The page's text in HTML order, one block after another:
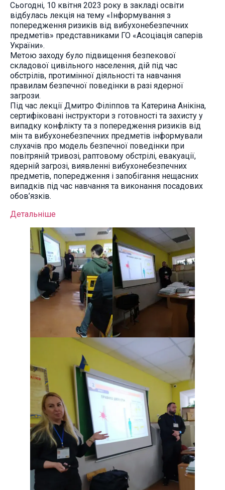
Сьогодні, 10 квітня 2023 року в закладі освіти
відбулась лекція на тему «Інформування з
попередження ризиків від вибухонебезпечних
предметів» представниками ГО «Асоціація саперів
України».
Метою заходу було підвищення безпекової
складової цивільного населення, дій під час
обстрілів, протимінної діяльності та навчання
правилам безпечної поведінки в разі ядерної
загрози.
Під час лекції Дмитро Філіппов та Катерина Анікіна,
сертифіковані інструктори з готовності та захисту у
випадку конфлікту та з попередження ризиків від
мін та вибухонебезпечних предметів інформували
слухачів про модель безпечної поведінки при
повітряній тривозі, раптовому обстрілі, евакуації,
ядерній загрозі, виявленні вибухонебезпечних
предметів, попередження і запобігання нещасних
випадків під час навчання та виконання посадових
обов’язків.
Детальніше